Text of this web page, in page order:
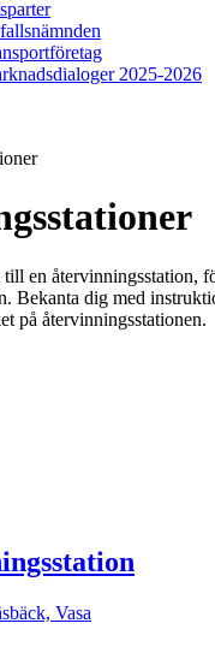
2025-2026
en återvinningsstation,
Bekanta dig med
på återvinningsstationen.
Vasa